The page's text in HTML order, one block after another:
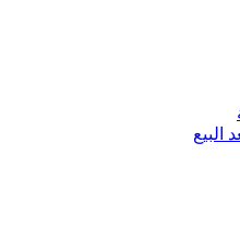
البيع